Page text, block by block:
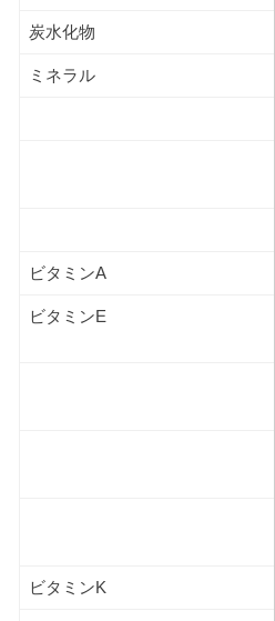
炭水化物
ミネラル
ビタミンA
ビタミンE
ビタミンK